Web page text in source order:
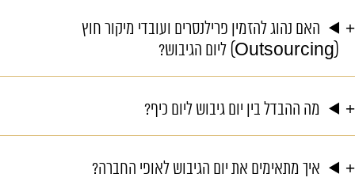
האם נהוג להזמין פרילנסרים ועובדי מיקור חוץ
(Outsourcing) ליום הגיבוש?
מה ההבדל בין יום גיבוש ליום כיף?
איך מתאימים את יום הגיבוש לאופי החברה?